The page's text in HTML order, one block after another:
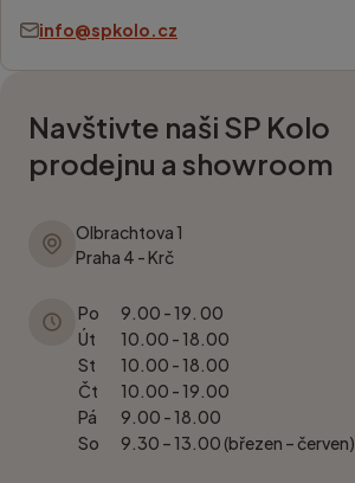
info@spkolo.cz
Navštivte naši SP Kolo
prodejnu a showroom
Olbrachtova 1
Praha 4 - Krč
Po
9.00 - 19. 00
Út
10.00 - 18.00
St
10.00 - 18.00
Čt
10.00 - 19.00
Pá
9.00 - 18.00
So
9.30 – 13.00 (březen – červen)